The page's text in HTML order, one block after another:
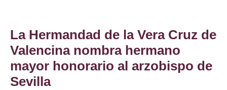
La Hermandad de la Vera Cruz de
Valencina nombra hermano
mayor honorario al arzobispo de
Sevilla